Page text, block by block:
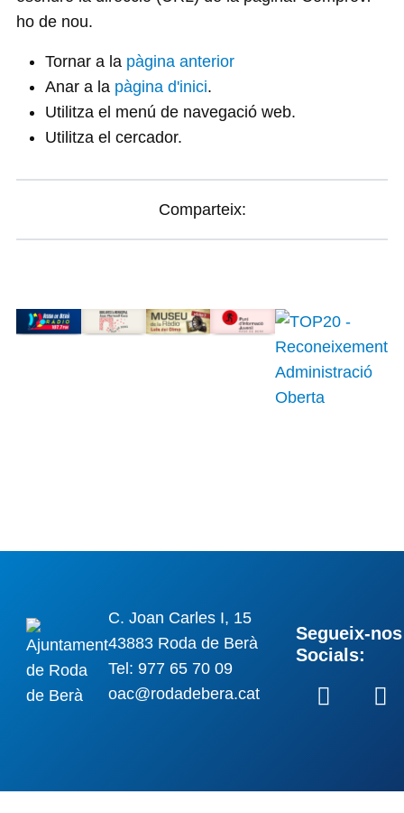
ho de nou.
Tornar a la pàgina anterior
Anar a la pàgina d'inici.
Utilitza el menú de navegació web.
Utilitza el cercador.
Comparteix:
C. Joan Carles I, 15
43883 Roda de Berà
Tel: 977 65 70 09
oac@rodadebera.cat
Segueix-
Socials: